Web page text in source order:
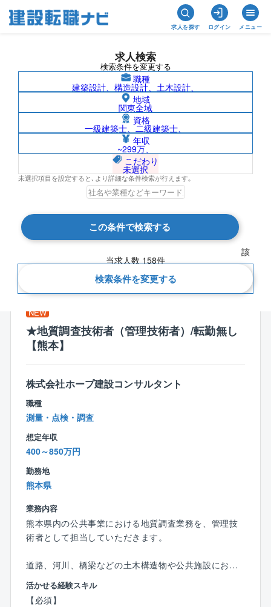
求人を探す ログイン メニュー
求人検索
検索条件を変更する
職種
建築設計、構造設計、土木設計、
地域
関東全域
資格
一級建築士、二級建築士、
年収
~299万、
こだわり
未選択
未選択項目を設定すると､より詳細な条件検索が行えます｡
この条件で検索する
該
当求人数 158件
検索条件を変更する
熊本県の求人検索結果一覧
検索結果 158 件
現在の検索条件
NEW
★地質調査技術者（管理技術者）/転勤無し
【熊本】
株式会社ホープ建設コンサルタント
職種
測量・点検・調査
想定年収
400～850万円
勤務地
熊本県
業務内容
熊本県内の公共事業における地質調査業務を、管理技
術者として担当していただきます。
道路、河川、橋梁などの土木構造物や公共施設におい
て、設計に必要な地質調査から報告書作成まで一貫し
て関わるポジションです。
活かせる経験スキル
【必須】